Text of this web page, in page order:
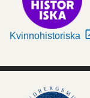
Kvinnohistoriska